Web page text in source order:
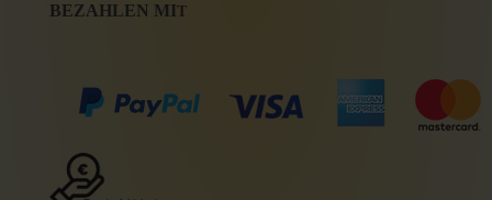
BEZAHLEN MIT